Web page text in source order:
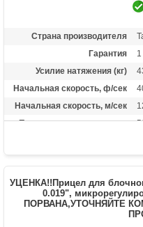
Страна производителя
Гарантия
1
Усилие натяжения (кг)
Начальная скорость, ф/сек
Начальная скорость, м/сек
Прицельная дальность, м
Размах плечей (см)
Усилие натяжения ориг.,
фунтов
УЦЕНКА!!Прицел для
0.019",
ПОРВАНА,УТОЧНЯЙТЕ